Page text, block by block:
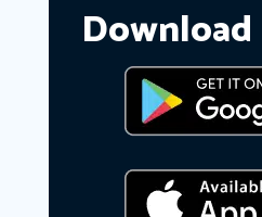
Download